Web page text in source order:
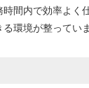
時間内で効率よく
環境が整ってい